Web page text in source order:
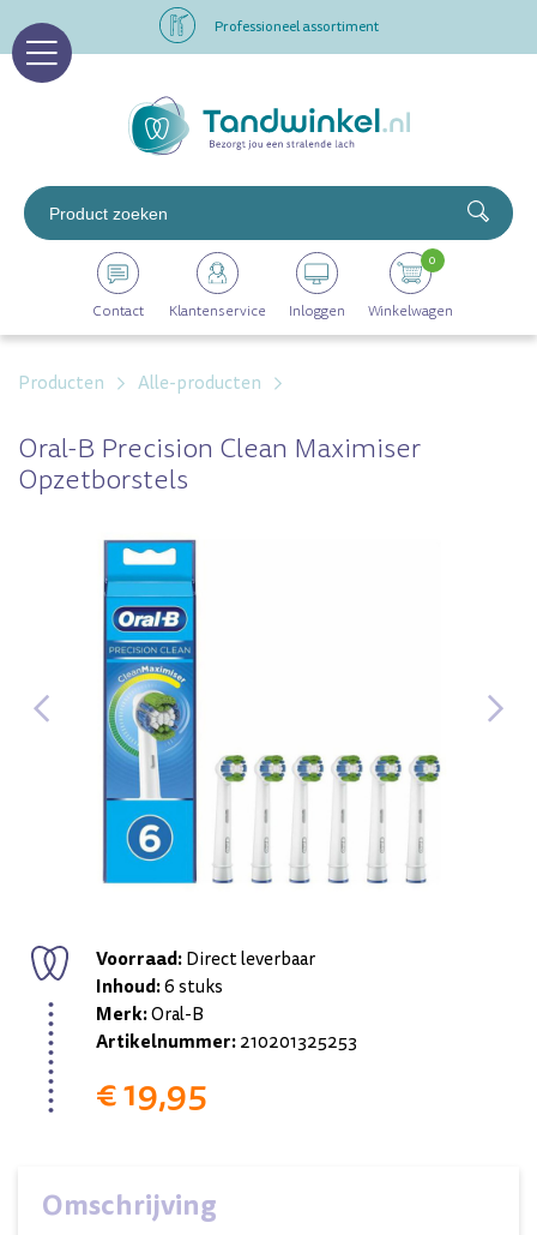
Professioneel assortiment
Op werkdagen voor 16.00 uur besteld, morgen in huis
Professioneel assortiment
Altijd op voorraad
Contact Klantenservice Inloggen Winkelwagen
0
Producten Alle-producten
Oral-B Precision Clean Maximiser
Opzetborstels
Voorraad:Direct leverbaar
Inhoud:6 stuks
Merk:Oral-B
Artikelnummer:210201325253
€ 19,95
Omschrijving